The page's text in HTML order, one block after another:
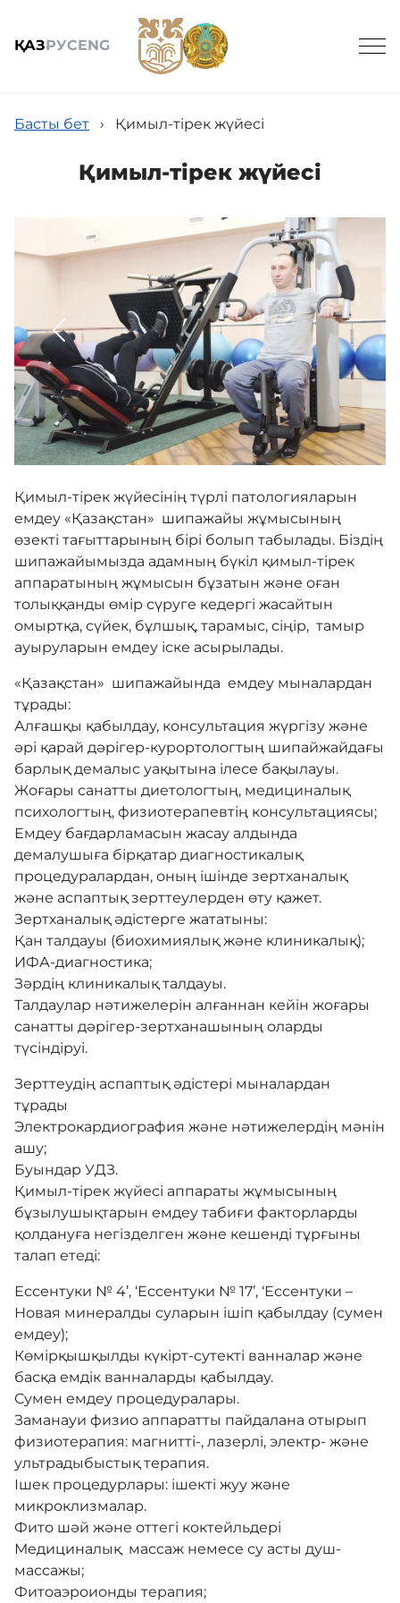
ҚАЗРУСENG
Емдеу
Жолдамалар
Акциялар мен жаңалықтар
Ойын-сауық
Біз туралы
Сурет галереясы
Байланыс
Бірыңғай сөздік
Нашар көретіндерге
арналған нұсқа
Басты бет › Қимыл-тірек жүйесі
Қимыл-тірек жүйесі
Қимыл-тірек жүйесінің түрлі патологияларын
емдеу «Қазақстан» шипажайы жұмысының
өзекті тағыттарының бірі болып табылады. Біздің
шипажайымызда адамның бүкіл қимыл-тірек
аппаратының жұмысын бұзатын және оған
толыққанды өмір сүруге кедергі жасайтын
омыртқа, сүйек, бұлшық, тарамыс, сіңір, тамыр
ауыруларын емдеу іске асырылады.
«Қазақстан» шипажайында емдеу мыналардан
тұрады:
Алғашқы қабылдау, консультация жүргізу және
әрі қарай дәрігер-курортологтың шипайжайдағы
барлық демалыс уақытына ілесе бақылауы.
Жоғары санатты диетологтың, медициналық
психологтың, физиотерапевтің консультациясы;
Емдеу бағдарламасын жасау алдында
демалушыға бірқатар диагностикалық
процедуралардан, оның ішінде зертханалық
және аспаптық зерттеулерден өту қажет.
Зертханалық әдістерге жататыны:
Қан талдауы (биохимиялық және клиникалық);
ИФА-диагностика;
Зәрдің клиникалық талдауы.
Талдаулар нәтижелерін алғаннан кейін жоғары
санатты дәрігер-зертханашының оларды
түсіндіруі.
Зерттеудің аспаптық әдістері мыналардан
тұрады
Электрокардиография және нәтижелердің мәнін
ашу;
Буындар УДЗ.
Қимыл-тірек жүйесі аппараты жұмысының
бұзылушықтарын емдеу табиғи факторларды
қолдануға негізделген және кешенді тұрғыны
талап етеді:
Ессентуки № 4’, ‘Ессентуки № 17’, ‘Ессентуки –
Новая минералды суларын ішіп қабылдау (сумен
емдеу);
Көмірқышқылды күкірт-сутекті ванналар және
басқа емдік ванналарды қабылдау.
Сумен емдеу процедуралары.
Заманауи физио аппаратты пайдалана отырып
физиотерапия: магнитті-, лазерлі, электр- және
ультрадыбыстық терапия.
Ішек процедурлары: ішекті жуу және
микроклизмалар.
Фито шәй және оттегі коктейльдері
Медициналық массаж немесе су асты душ-
массажы;
Фитоаэроионды терапия;